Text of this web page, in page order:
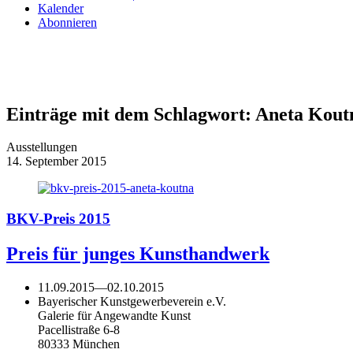
Kalender
Abonnieren
Einträge mit dem Schlagwort: Aneta
Ausstellungen
14. September 2015
BKV-Preis 2015
Preis für junges Kunsthandwerk
11.09.2015—02.10.2015
Bayerischer Kunstgewerbeverein e.V.
Galerie für Angewandte Kunst
Pacellistraße 6-8
80333 München